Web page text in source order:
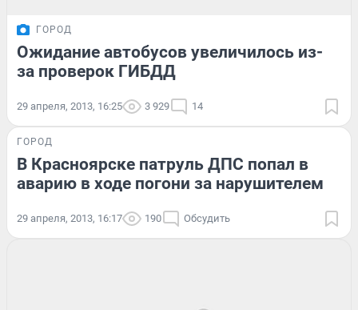
ГОРОД
Ожидание автобусов увеличилось из-
за проверок ГИБДД
29 апреля, 2013, 16:25 3 929 14
ГОРОД
В Красноярске патруль ДПС попал в
аварию в ходе погони за нарушителем
29 апреля, 2013, 16:17 190 Обсудить